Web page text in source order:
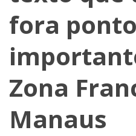
fora
Zona
Manaus